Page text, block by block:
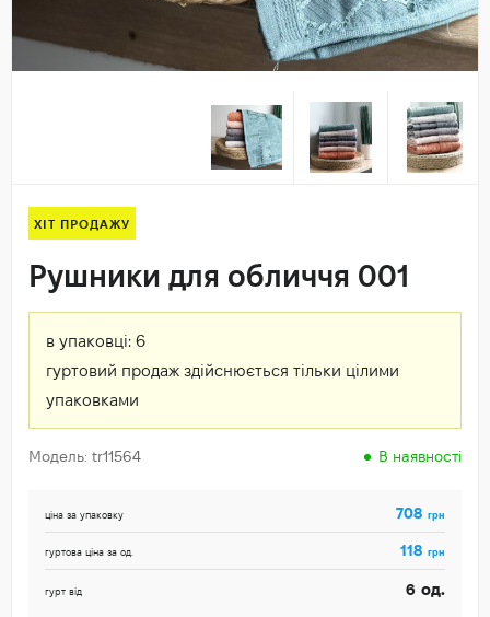
ХІТ ПРОДАЖУ
Рушники для обличчя 001
в упаковці: 6
гуртовий продаж здійснюється тільки цілими
упаковками
Модель: tr11564 В наявності
ціна за упаковку 708 грн
гуртова ціна за од. 118 грн
гурт від 6 од.